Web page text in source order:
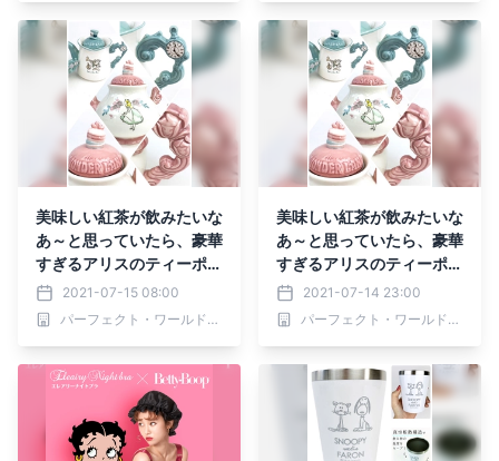
美味しい紅茶が飲みたいな
あ～と思っていたら、豪華
すぎるアリスのティーポッ
トを発見！そういえばアリ
スと言えばお茶会だよね♪
(おすすめ茶葉の紹介もあ
2021-07-15 08:00
パーフェクト・ワールド株式会社
美味しい紅茶が飲みたいな
あ～と思っていたら、豪華
すぎるアリスのティーポッ
トを発見！そういえばアリ
スと言えばお茶会だよね♪
(おすすめ茶葉の紹介もあ
2021-07-14 23:00
パーフェクト・ワールド株式会社